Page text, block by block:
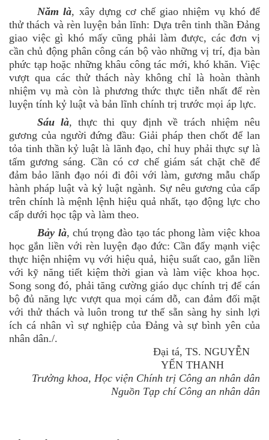
Năm là, xây dựng cơ chế giao nhiệm vụ khó để
thử thách và rèn luyện bản lĩnh: Dựa trên tinh thần Đảng
giao việc gì khó mấy cũng phải làm được, các đơn vị
cần chủ động phân công cán bộ vào những vị trí, địa bàn
phức tạp hoặc những khâu công tác mới, khó khăn. Việc
vượt qua các thử thách này không chỉ là hoàn thành
nhiệm vụ mà còn là phương thức thực tiễn nhất để rèn
luyện tính kỷ luật và bản lĩnh chính trị trước mọi áp lực.
Sáu là, thực thi quy định về trách nhiệm nêu
gương của người đứng đầu: Giải pháp then chốt để lan
tỏa tinh thần kỷ luật là lãnh đạo, chỉ huy phải thực sự là
tấm gương sáng. Cần có cơ chế giám sát chặt chẽ để
đảm bảo lãnh đạo nói đi đôi với làm, gương mẫu chấp
hành pháp luật và kỷ luật ngành. Sự nêu gương của cấp
trên chính là mệnh lệnh hiệu quả nhất, tạo động lực cho
cấp dưới học tập và làm theo.
Bảy là, chú trọng đào tạo tác phong làm việc khoa
học gắn liền với rèn luyện đạo đức: Cần đẩy mạnh việc
thực hiện nhiệm vụ với hiệu quả, hiệu suất cao, gắn liền
với kỹ năng tiết kiệm thời gian và làm việc khoa học.
Song song đó, phải tăng cường giáo dục chính trị để cán
bộ đủ năng lực vượt qua mọi cám dỗ, can đảm đối mặt
với thử thách và luôn trong tư thế sẵn sàng hy sinh lợi
ích cá nhân vì sự nghiệp của Đảng và sự bình yên của
nhân dân./.
Đại tá, TS. NGUYỄN
YẾN THANH
Trưởng khoa, Học viện Chính trị Công an nhân dân
Nguồn Tạp chí Công an nhân dân